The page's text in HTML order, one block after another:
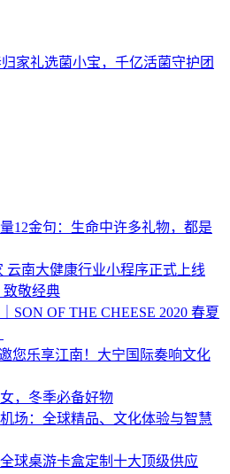
家礼选菌小宝，千亿活菌守护团
12金句：生命中许多礼物，都是
云南大健康行业小程序正式上线
致敬经典
SON OF THE CHEESE 2020 春夏
您乐享江南！大宁国际奏响文化
，冬季必备好物
场：全球精品、文化体验与智慧
全球桌游卡盒定制十大顶级供应